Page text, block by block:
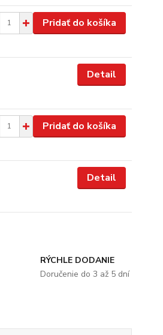
Pridať do košíka
Detail
Pridať do košíka
Detail
RÝCHLE DODANIE
Doručenie do 3 až 5 dní